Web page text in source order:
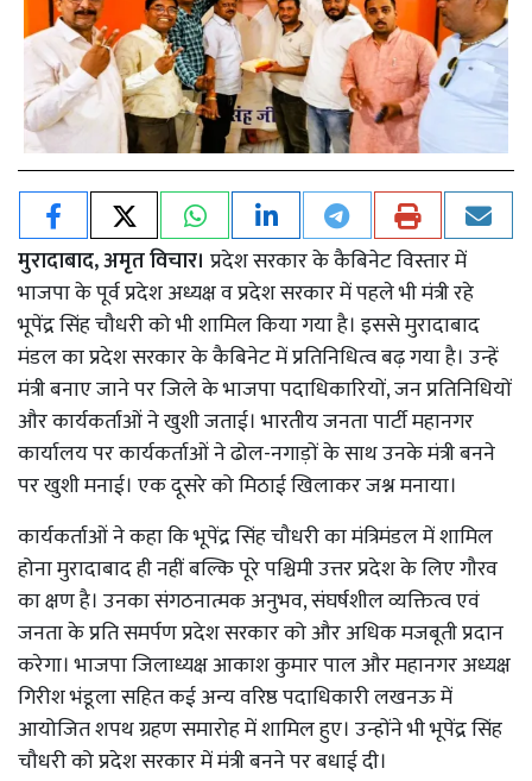
मुरादाबाद, अमृत विचार। प्रदेश सरकार के कैबिनेट विस्तार में
भाजपा के पूर्व प्रदेश अध्यक्ष व प्रदेश सरकार में पहले भी मंत्री रहे
भूपेंद्र सिंह चौधरी को भी शामिल किया गया है। इससे मुरादाबाद
मंडल का प्रदेश सरकार के कैबिनेट में प्रतिनिधित्व बढ़ गया है। उन्हें
मंत्री बनाए जाने पर जिले के भाजपा पदाधिकारियों, जन प्रतिनिधियों
और कार्यकर्ताओं ने खुशी जताई। भारतीय जनता पार्टी महानगर
कार्यालय पर कार्यकर्ताओं ने ढोल-नगाड़ों के साथ उनके मंत्री बनने
पर खुशी मनाई। एक दूसरे को मिठाई खिलाकर जश्न मनाया।
कार्यकर्ताओं ने कहा कि भूपेंद्र सिंह चौधरी का मंत्रिमंडल में शामिल
होना मुरादाबाद ही नहीं बल्कि पूरे पश्चिमी उत्तर प्रदेश के लिए गौरव
का क्षण है। उनका संगठनात्मक अनुभव, संघर्षशील व्यक्तित्व एवं
जनता के प्रति समर्पण प्रदेश सरकार को और अधिक मजबूती प्रदान
करेगा। भाजपा जिलाध्यक्ष आकाश कुमार पाल और महानगर अध्यक्ष
गिरीश भंडूला सहित कई अन्य वरिष्ठ पदाधिकारी लखनऊ में
आयोजित शपथ ग्रहण समारोह में शामिल हुए। उन्होंने भी भूपेंद्र सिंह
चौधरी को प्रदेश सरकार में मंत्री बनने पर बधाई दी।